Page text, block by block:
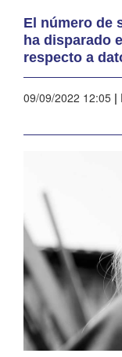
El número de
ha disparado
respecto a
09/09/2022 12:05 |